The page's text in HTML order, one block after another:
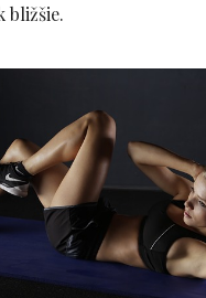
bližšie.